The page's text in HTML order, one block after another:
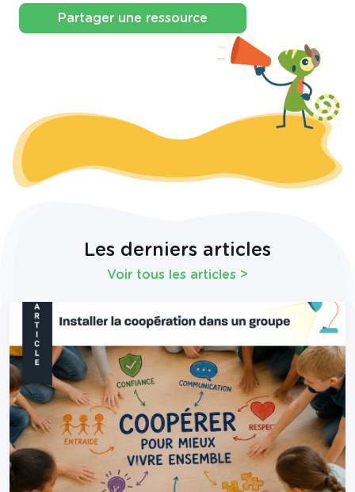
Partager une ressource
Les derniers articles
Voir tous les articles >